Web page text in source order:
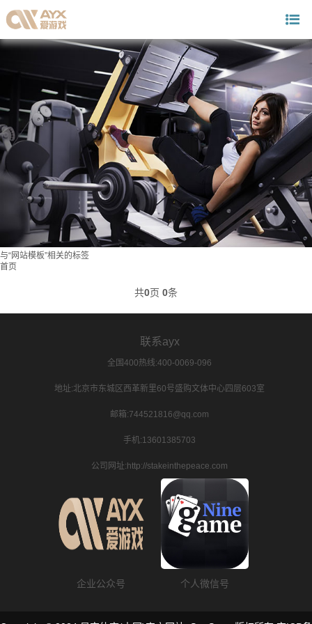
与“网站模板”相关的标签
首页
共0页 0条
联系ayx
全国400热线:400-0069-096
地址:北京市东城区西革新里60号盛购文体中心四层603室
邮箱:744521816@qq.com
手机:13601385703
公司网址:http://stakeinthepeace.com
企业公众号 个人微信号